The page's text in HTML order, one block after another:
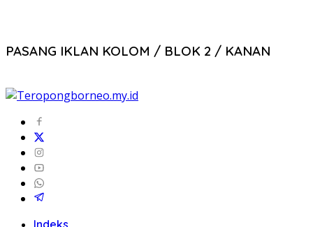
PASANG IKLAN KOLOM / BLOK 2 / KANAN
Indeks